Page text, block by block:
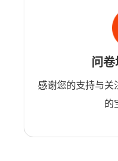
问
感谢您的支持与关
的